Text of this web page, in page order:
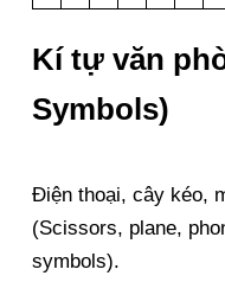
Kí tự văn
Symbols)
Điện thoại, cây kéo,
(Scissors, plane,
symbols).